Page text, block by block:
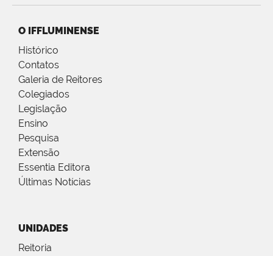
O IFFLUMINENSE
Histórico
Contatos
Galeria de Reitores
Colegiados
Legislação
Ensino
Pesquisa
Extensão
Essentia Editora
Últimas Notícias
UNIDADES
Reitoria